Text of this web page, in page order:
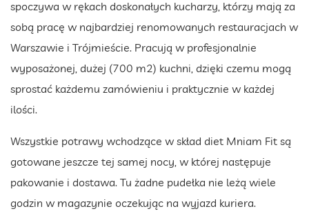
spoczywa w rękach doskonałych kucharzy, którzy mają za
sobą pracę w najbardziej renomowanych restauracjach w
Warszawie i Trójmieście. Pracują w profesjonalnie
wyposażonej, dużej (700 m2) kuchni, dzięki czemu mogą
sprostać każdemu zamówieniu i praktycznie w każdej
ilości.
Wszystkie potrawy wchodzące w skład diet Mniam Fit są
gotowane jeszcze tej samej nocy, w której następuje
pakowanie i dostawa. Tu żadne pudełka nie leżą wiele
godzin w magazynie oczekując na wyjazd kuriera.